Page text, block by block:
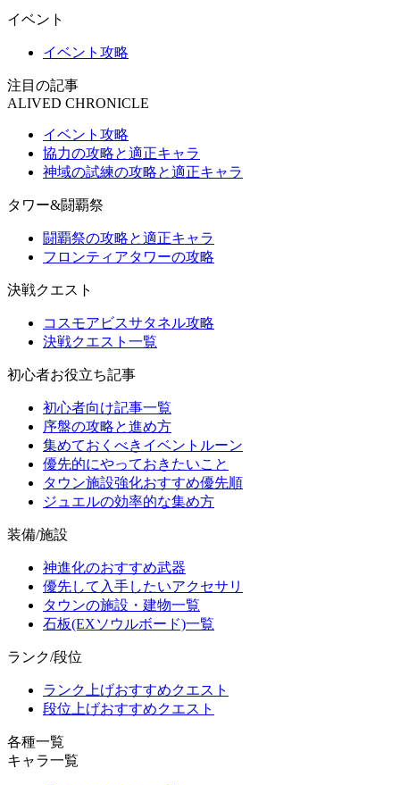
イベント
イベント攻略
注目の記事
ALIVED CHRONICLE
イベント攻略
協力の攻略と適正キャラ
神域の試練の攻略と適正キャラ
タワー&闘覇祭
闘覇祭の攻略と適正キャラ
フロンティアタワーの攻略
決戦クエスト
コスモアビスサタネル攻略
決戦クエスト一覧
初心者お役立ち記事
初心者向け記事一覧
序盤の攻略と進め方
集めておくべきイベントルーン
優先的にやっておきたいこと
タウン施設強化おすすめ優先順
ジュエルの効率的な集め方
装備/施設
神進化のおすすめ武器
優先して入手したいアクセサリ
タウンの施設・建物一覧
石板(EXソウルボード)一覧
ランク/段位
ランク上げおすすめクエスト
段位上げおすすめクエスト
各種一覧
キャラ一覧